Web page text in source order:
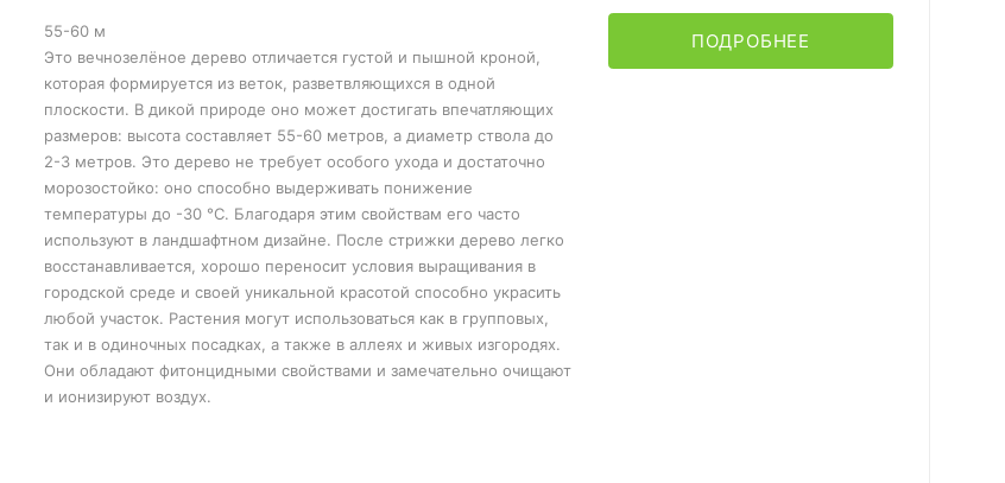
55-60 м
Это вечнозелёное дерево отличается густой и пышной кроной,
которая формируется из веток, разветвляющихся в одной
плоскости. В дикой природе оно может достигать впечатляющих
размеров: высота составляет 55-60 метров, а диаметр ствола до
2-3 метров. Это дерево не требует особого ухода и достаточно
морозостойко: оно способно выдерживать понижение
температуры до -30 °C. Благодаря этим свойствам его часто
используют в ландшафтном дизайне. После стрижки дерево легко
восстанавливается, хорошо переносит условия выращивания в
городской среде и своей уникальной красотой способно украсить
любой участок. Растения могут использоваться как в групповых,
так и в одиночных посадках, а также в аллеях и живых изгородях.
Они обладают фитонцидными свойствами и замечательно очищают
и ионизируют воздух.
ПОДРОБНЕЕ